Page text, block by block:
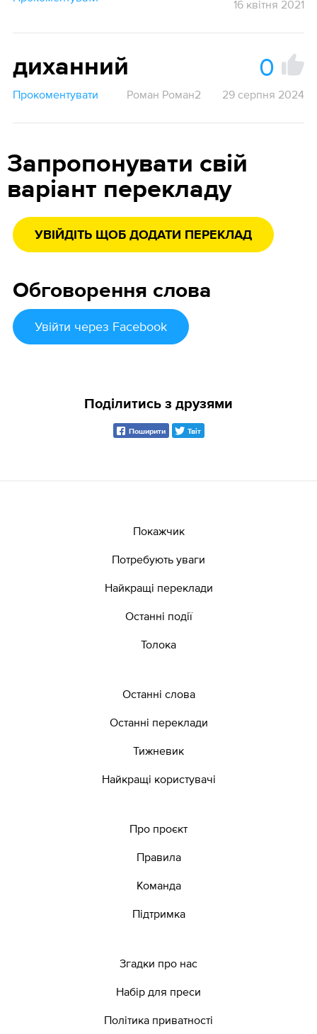
16 квітня 2021
диханний 0
Прокоментувати Роман Роман2 29 серпня 2024
Запропонувати свій
варіант перекладу
УВІЙДІТЬ ЩОБ ДОДАТИ ПЕРЕКЛАД
Обговорення слова
Увійти через Facebook
Поділитись з друзями
Поширити Твіт
Покажчик
Потребують уваги
Найкращі переклади
Останні події
Толока
Останні слова
Останні переклади
Тижневик
Найкращі користувачі
Про проєкт
Правила
Команда
Підтримка
Згадки про нас
Набір для преси
Політика приватності